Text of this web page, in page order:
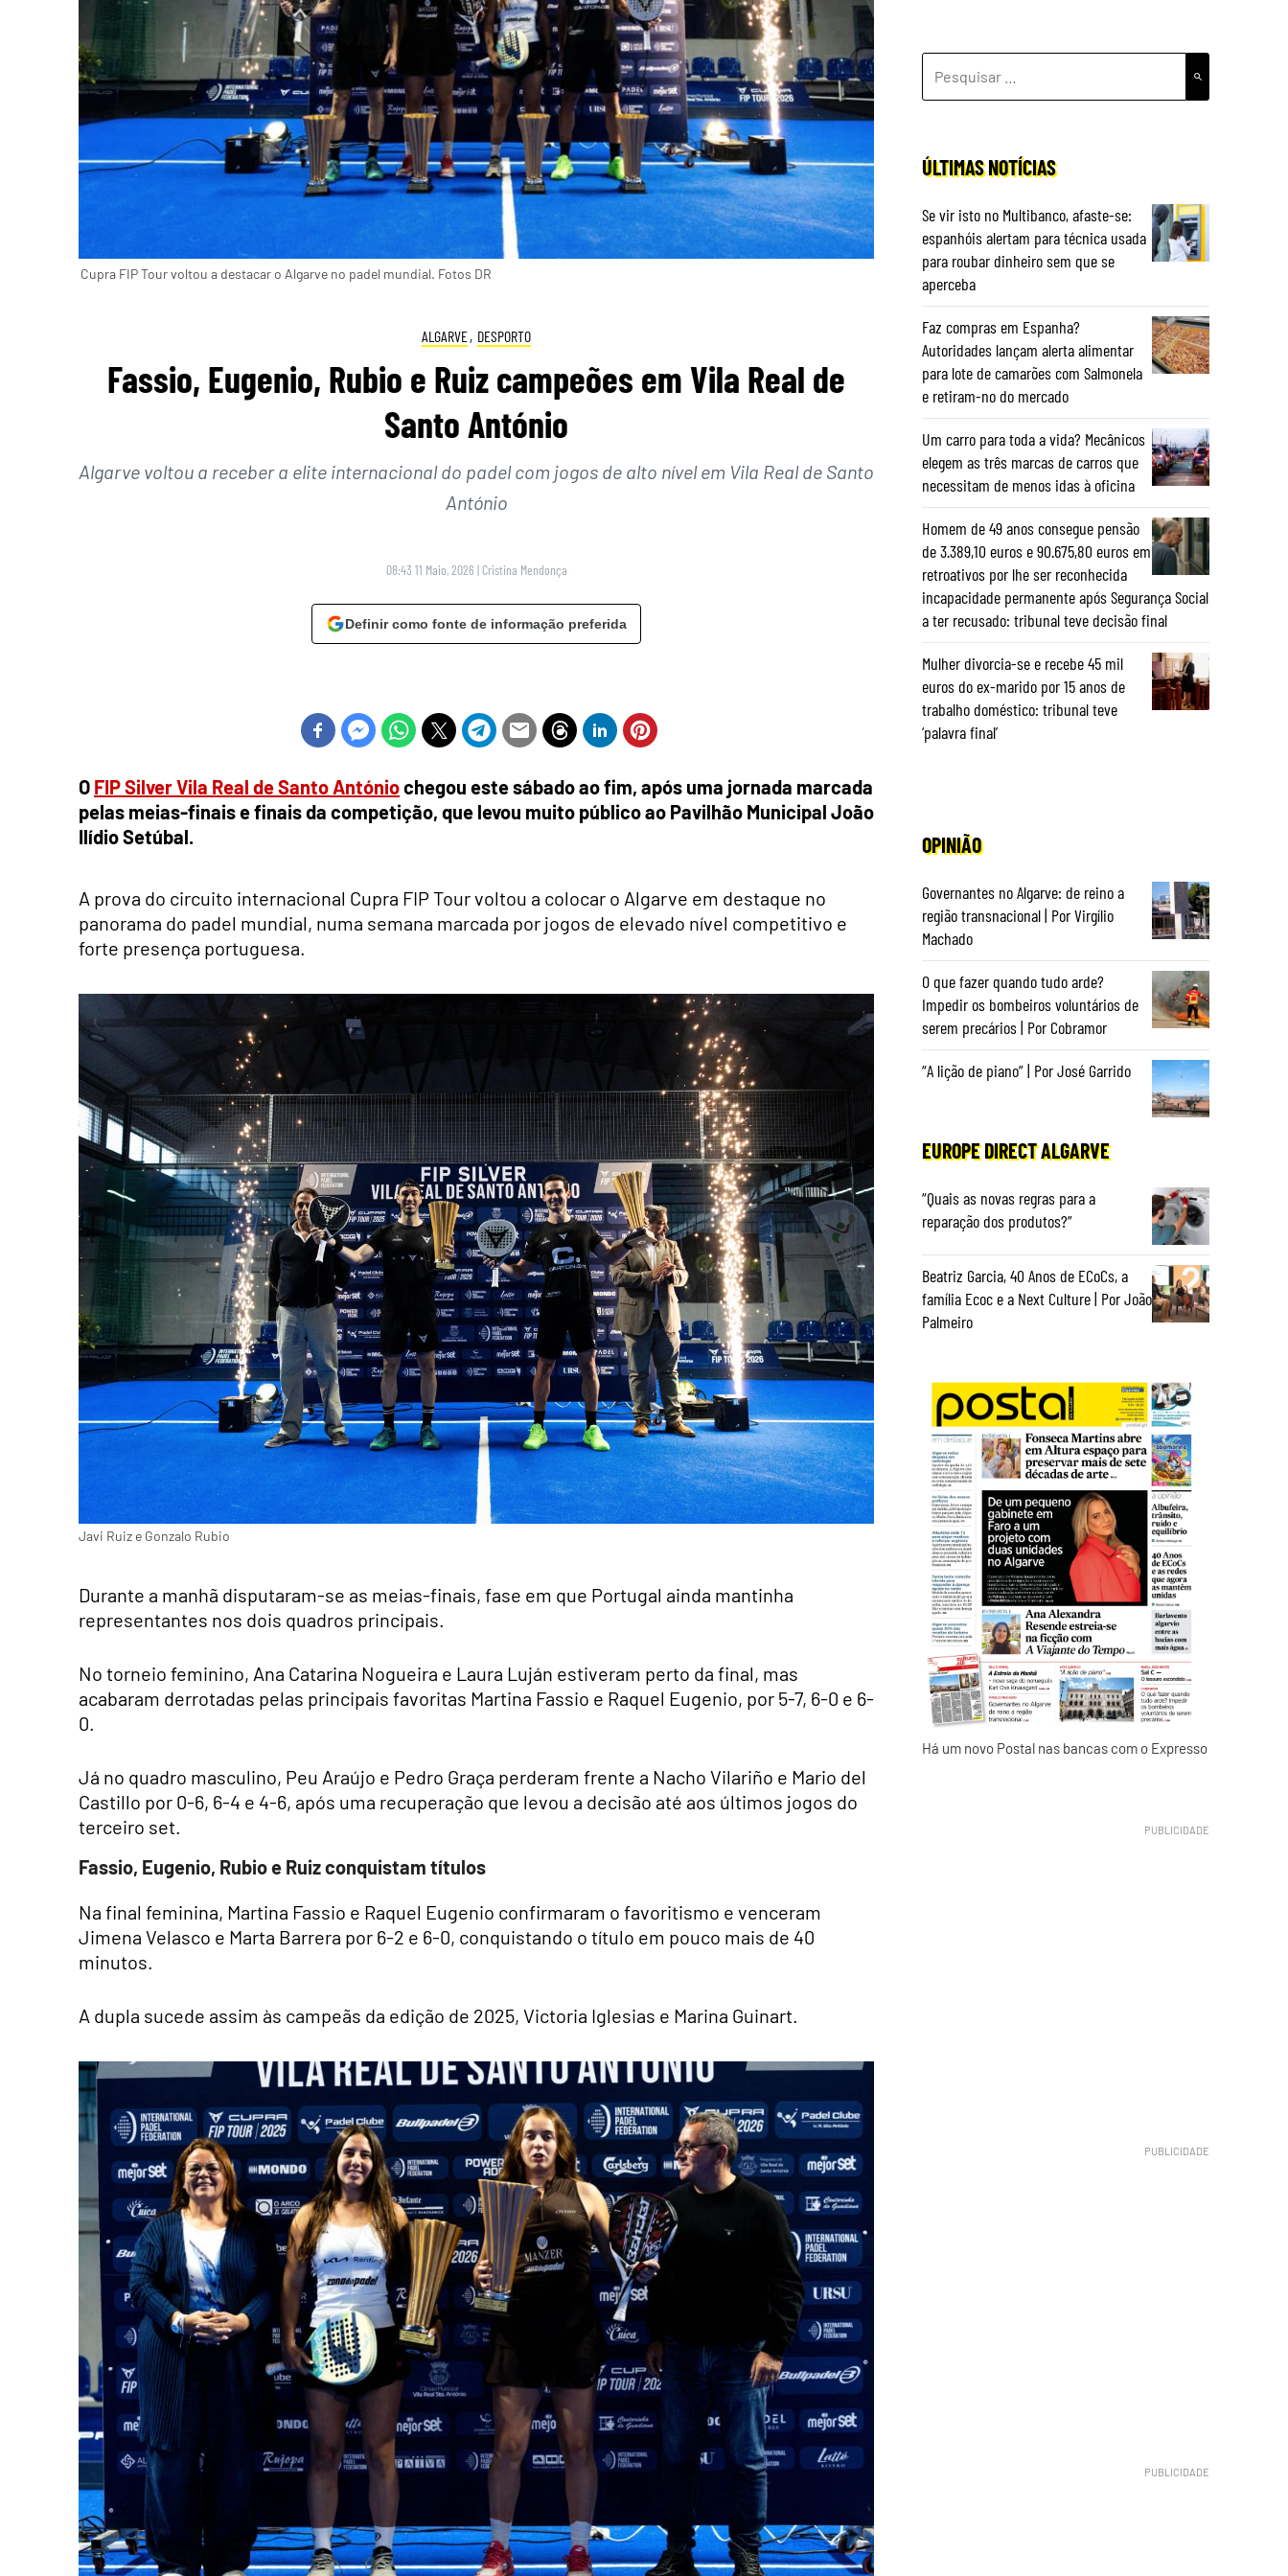
Cupra FIP Tour voltou a destacar o Algarve no padel mundial. Fotos DR
ALGARVE, DESPORTO
Fassio, Eugenio, Rubio e Ruiz campeões em Vila Real de
Santo António
Algarve voltou a receber a elite internacional do padel com jogos de alto nível em Vila Real de Santo
António
08:43 11 Maio, 2026 | Cristina Mendonça
Definir como fonte de informação preferida
O FIP Silver Vila Real de Santo Antóniochegou este sábado ao fim, após uma jornada marcada
pelas meias-finais e finais da competição, que levou muito público ao Pavilhão Municipal João
Ilídio Setúbal.
A prova do circuito internacional Cupra FIP Tour voltou a colocar o Algarve em destaque no
panorama do padel mundial, numa semana marcada por jogos de elevado nível competitivo e
forte presença portuguesa.
Javi Ruiz e Gonzalo Rubio
Durante a manhã disputaram-se as meias-finais, fase em que Portugal ainda mantinha
representantes nos dois quadros principais.
No torneio feminino, Ana Catarina Nogueira e Laura Luján estiveram perto da final, mas
acabaram derrotadas pelas principais favoritas Martina Fassio e Raquel Eugenio, por 5-7, 6-0 e 6-
0.
Já no quadro masculino, Peu Araújo e Pedro Graça perderam frente a Nacho Vilariño e Mario del
Castillo por 0-6, 6-4 e 4-6, após uma recuperação que levou a decisão até aos últimos jogos do
terceiro set.
Fassio, Eugenio, Rubio e Ruiz conquistam títulos
Na final feminina, Martina Fassio e Raquel Eugenio confirmaram o favoritismo e venceram
Jimena Velasco e Marta Barrera por 6-2 e 6-0, conquistando o título em pouco mais de 40
minutos.
A dupla sucede assim às campeãs da edição de 2025, Victoria Iglesias e Marina Guinart.
POR:
ÚLTIMAS NOTÍCIAS
Se vir isto no Multibanco, afaste-se:
espanhóis alertam para técnica usada
para roubar dinheiro sem que se
aperceba
Faz compras em Espanha?
Autoridades lançam alerta alimentar
para lote de camarões com Salmonela
e retiram-no do mercado
Um carro para toda a vida? Mecânicos
elegem as três marcas de carros que
necessitam de menos idas à oficina
Homem de 49 anos consegue pensão
de 3.389,10 euros e 90.675,80 euros em
retroativos por lhe ser reconhecida
incapacidade permanente após Segurança Social
a ter recusado: tribunal teve decisão final
Mulher divorcia-se e recebe 45 mil
euros do ex-marido por 15 anos de
trabalho doméstico: tribunal teve
‘palavra final’
OPINIÃO
Governantes no Algarve: de reino a
região transnacional | Por Virgílio
Machado
O que fazer quando tudo arde?
Impedir os bombeiros voluntários de
serem precários | Por Cobramor
“A lição de piano” | Por José Garrido
EUROPE DIRECT ALGARVE
“Quais as novas regras para a
reparação dos produtos?”
Beatriz Garcia, 40 Anos de ECoCs, a
família Ecoc e a Next Culture | Por João
Palmeiro
Há um novo Postal nas bancas com o Expresso